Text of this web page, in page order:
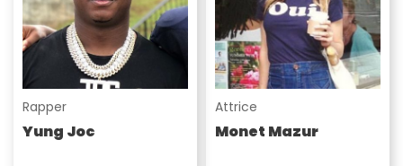
Rapper
Yung Joc
Attrice
Monet Mazur